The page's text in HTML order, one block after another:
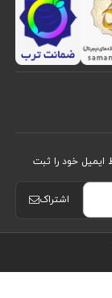
ایمیل خود را ثبت
اشتراک